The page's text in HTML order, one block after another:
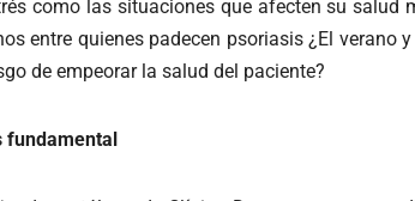
como las situaciones que afecten su
entre quienes padecen psoriasis ¿El
de empeorar la salud del paciente?
fundamental